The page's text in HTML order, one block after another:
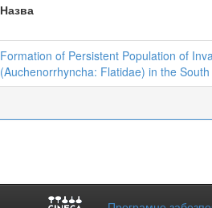
Назва
Formation of Persistent Population of
(Auchenorrhyncha: Flatidae) in the